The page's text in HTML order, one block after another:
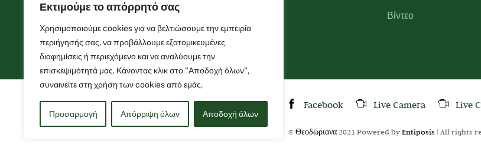
Εκτιμούμε το απόρρητό σας
Χρησιμοποιούμε cookies για να βελτιώσουμε την εμπειρία
περιήγησής σας, να προβάλλουμε εξατομικευμένες
διαφημίσεις ή περιεχόμενο και να αναλύουμε την
επισκεψιμότητά μας. Κάνοντας κλικ στο "Αποδοχή όλων",
συναινείτε στη χρήση των cookies από εμάς.
Προσαρμογή Απόρριψη όλων Αποδοχή όλων
Αναγκαστικός Συνεταιρισμός Θεοδωριάνων
Φωτογραφίες
Βίντεο
Facebook Live Camera Live
©Θεοδώριανα2021 Powered byEntiposis | All rights